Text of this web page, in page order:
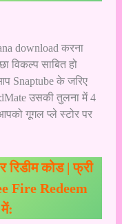
download करना
विकल्प साबित हो
Snaptube के जरिए
उसकी तुलना में 4
गूगल प्ले स्टोर पर
रिडीम कोड | फ्री
Fire Redeem